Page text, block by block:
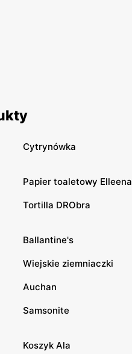
Cytrynówka
Papier toaletowy Elleena
Tortilla DRObra
Ballantine's
Wiejskie ziemniaczki
Auchan
Samsonite
Koszyk Ala